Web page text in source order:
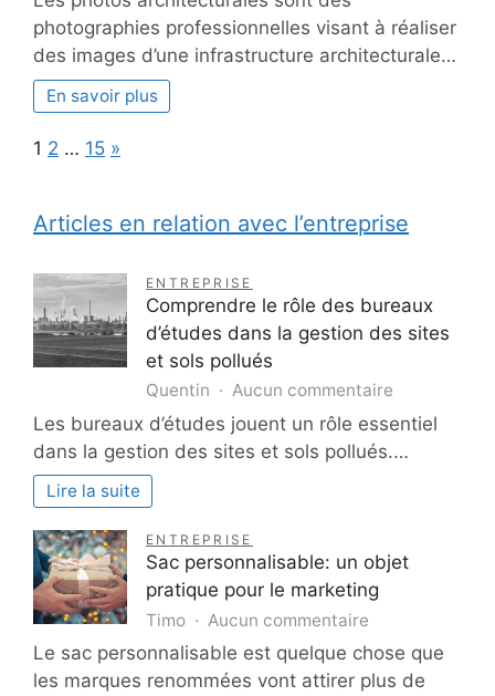
photographies professionnelles visant à réaliser
des images d’une infrastructure architecturale…
En savoir plus
Page:
1 2 … 15 Next
»
Articles en relation avec l’entreprise
ENTREPRISE
Comprendre le rôle des bureaux
d’études dans la gestion des sites
et sols pollués
Quentin Aucun commentaire
Comprendre
le
rôle
dans
sites
et
Les bureaux d’études jouent un rôle essentiel
dans la gestion des sites et sols pollués.…
Lire la suite
ENTREPRISE
Sac personnalisable: un objet
pratique pour le marketing
Timo Aucun commentaire
un
Le sac personnalisable est quelque chose que
les marques renommées vont attirer plus de